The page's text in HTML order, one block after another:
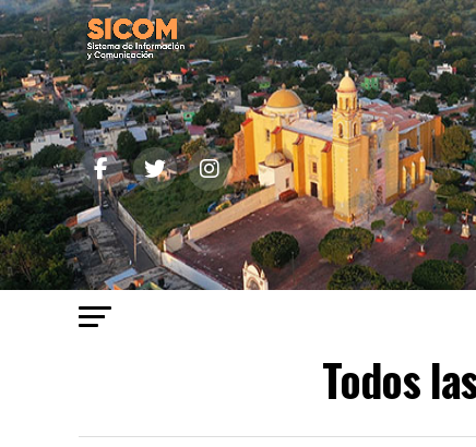
Todos